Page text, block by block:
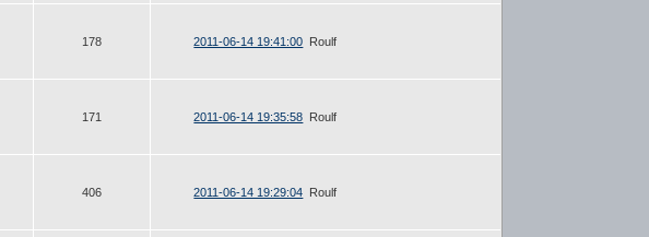
178 2011-06-14 19:41:00 Roulf
171 2011-06-14 19:35:58 Roulf
406 2011-06-14 19:29:04 Roulf